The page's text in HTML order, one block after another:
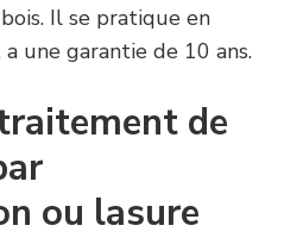
Il se pratique en
une garantie de 10 ans.
de
ou lasure